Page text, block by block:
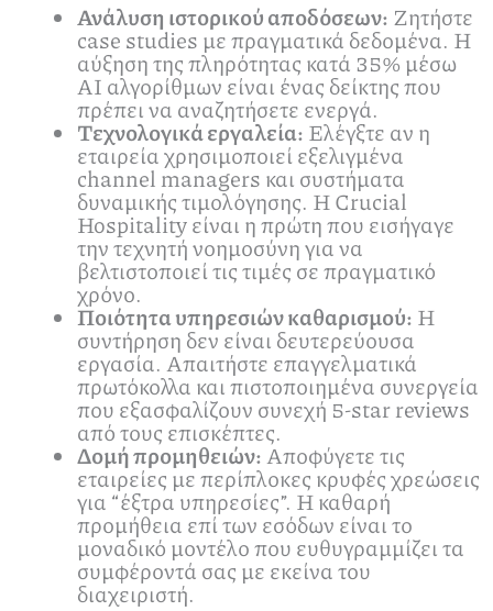
Ανάλυση ιστορικού αποδόσεων: Ζητήστε
case studies με πραγματικά δεδομένα. Η
αύξηση της πληρότητας κατά 35% μέσω
AI αλγορίθμων είναι ένας δείκτης που
πρέπει να αναζητήσετε ενεργά.
Τεχνολογικά εργαλεία: Ελέγξτε αν η
εταιρεία χρησιμοποιεί εξελιγμένα
channel managers και συστήματα
δυναμικής τιμολόγησης. Η Crucial
Hospitality είναι η πρώτη που εισήγαγε
την τεχνητή νοημοσύνη για να
βελτιστοποιεί τις τιμές σε πραγματικό
χρόνο.
Ποιότητα υπηρεσιών καθαρισμού: Η
συντήρηση δεν είναι δευτερεύουσα
εργασία. Απαιτήστε επαγγελματικά
πρωτόκολλα και πιστοποιημένα συνεργεία
που εξασφαλίζουν συνεχή 5-star reviews
από τους επισκέπτες.
Δομή προμηθειών:Αποφύγετε τις
εταιρείες με περίπλοκες κρυφές χρεώσεις
για “έξτρα υπηρεσίες”. Η καθαρή
προμήθεια επί των εσόδων είναι το
μοναδικό μοντέλο που ευθυγραμμίζει τα
συμφέροντά σας με εκείνα του
διαχειριστή.